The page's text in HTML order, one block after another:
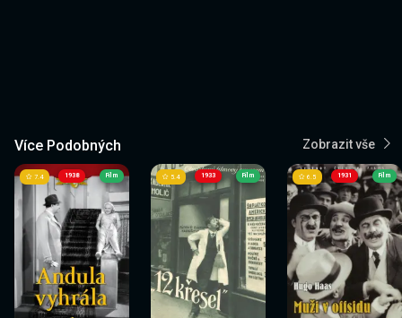
Více Podobných Zobrazit vše
1938
Sledovat
7.4 Film
Sledovat
1933
Sledovat
5.4 Film
Sledovat
1931
Sledovat
6.5 Film
Sledovat